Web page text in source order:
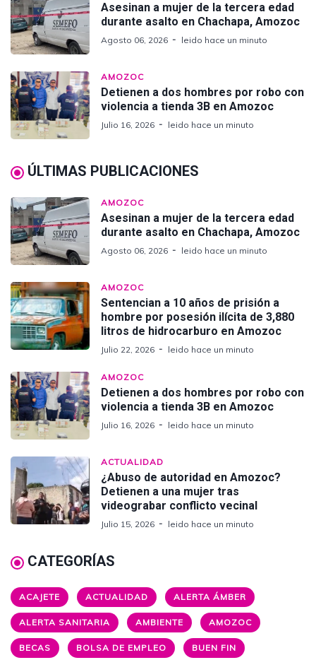
Asesinan a mujer de la tercera edad
durante asalto en Chachapa, Amozoc
Agosto 06, 2026 leido hace un minuto
AMOZOC
Detienen a dos hombres por robo con
violencia a tienda 3B en Amozoc
Julio 16, 2026 leido hace un minuto
ÚLTIMAS PUBLICACIONES
AMOZOC
Asesinan a mujer de la tercera edad
durante asalto en Chachapa, Amozoc
Agosto 06, 2026 leido hace un minuto
AMOZOC
Sentencian a 10 años de prisión a
hombre por posesión ilícita de 3,880
litros de hidrocarburo en Amozoc
Julio 22, 2026 leido hace un minuto
AMOZOC
Detienen a dos hombres por robo con
violencia a tienda 3B en Amozoc
Julio 16, 2026 leido hace un minuto
ACTUALIDAD
¿Abuso de autoridad en Amozoc?
Detienen a una mujer tras
videograbar conflicto vecinal
Julio 15, 2026 leido hace un minuto
CATEGORÍAS
ACAJETE ACTUALIDAD ALERTA ÁMBER
ALERTA SANITARIA AMBIENTE AMOZOC
BECAS BOLSA DE EMPLEO BUEN FIN